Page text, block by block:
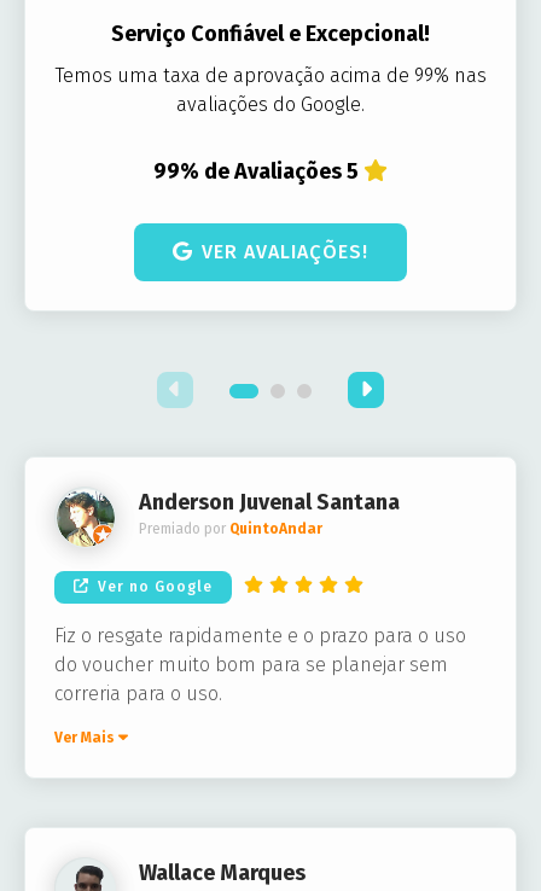
Serviço Confiável e Excepcional!
Temos uma taxa de aprovação acima de 99% nas
avaliações do Google.
99% de Avaliações 5
VER AVALIAÇÕES!
Anderson Juvenal Santana
Premiado por QuintoAndar
Ver no Google
Fiz o resgate rapidamente e o prazo para o uso
do voucher muito bom para se planejar sem
correria para o uso.
Ver Mais
Wallace Marques